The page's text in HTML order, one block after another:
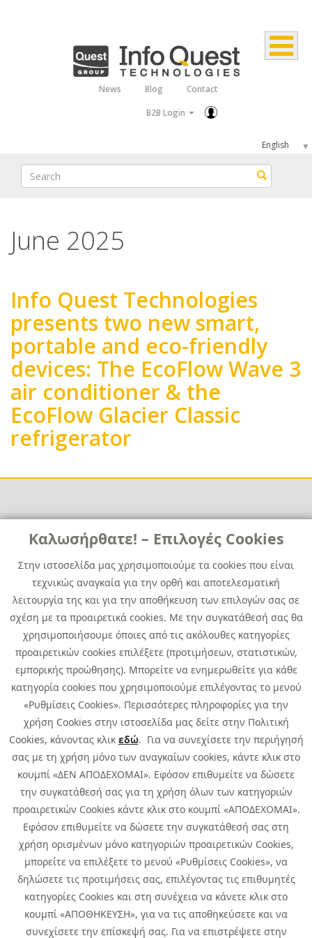
Καλωσήρθατε! – Επιλογές Cookies
Στην ιστοσελίδα μας χρησιμοποιούμε τα cookies που είναι
τεχνικώς αναγκαία για την ορθή και αποτελεσματική
λειτουργία της και για την αποθήκευση των επιλογών σας σε
σχέση με τα προαιρετικά cookies. Με την συγκατάθεσή σας θα
χρησιμοποιήσουμε όποιες από τις ακόλουθες κατηγορίες
προαιρετικών cookies επιλέξετε (προτιμήσεων, στατιστικών,
εμπορικής προώθησης). Μπορείτε να ενημερωθείτε για κάθε
κατηγορία cookies που χρησιμοποιούμε επιλέγοντας το μενού
«Ρυθμίσεις Cookies». Περισσότερες πληροφορίες για την
χρήση Cookies στην ιστοσελίδα μας δείτε στην Πολιτική
Cookies, κάνοντας κλικ εδώ. Για να συνεχίσετε την περιήγησή
σας με τη χρήση μόνο των αναγκαίων cookies, κάντε κλικ στο
κουμπί «ΔΕΝ ΑΠΟΔΕΧΟΜΑΙ». Εφόσον επιθυμείτε να δώσετε
την συγκατάθεσή σας για τη χρήση όλων των κατηγοριών
προαιρετικών Cookies κάντε κλικ στο κουμπί «ΑΠΟΔΕΧΟΜΑΙ».
Εφόσον επιθυμείτε να δώσετε την συγκατάθεσή σας στη
χρήση ορισμένων μόνο κατηγοριών προαιρετικών Cookies,
μπορείτε να επιλέξετε το μενού «Ρυθμίσεις Cookies», να
δηλώσετε τις προτιμήσεις σας, επιλέγοντας τις επιθυμητές
κατηγορίες Cookies και στη συνέχεια να κάνετε κλικ στο
κουμπί «ΑΠΟΘΗΚΕΥΣΗ», για να τις αποθηκεύσετε και να
συνεχίσετε την επίσκεψή σας. Για να επιστρέψετε στην
News Blog
Contact
B2B Login
Select
your
language
Search Search
June 2025
Info Quest Technologies
presents two new smart,
portable and eco-friendly
devices: The EcoFlow Wave 3
air conditioner & the
EcoFlow Glacier Classic
refrigerator
Χρήσιμα
News
Media Kit
Career
Quest Group